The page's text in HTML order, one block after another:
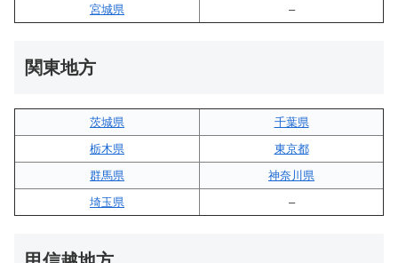
宮城県
–
関東地方
茨城県
千葉県
栃木県
東京都
群馬県
神奈川県
埼玉県
–